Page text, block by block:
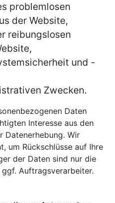
problemlosen
der Website,
reibungslosen
und -
Zwecken.
Daten
Interesse aus den
Datenerhebung. Wir
um Rückschlüsse auf Ihre
der Daten sind nur die
Auftragsverarbeiter.